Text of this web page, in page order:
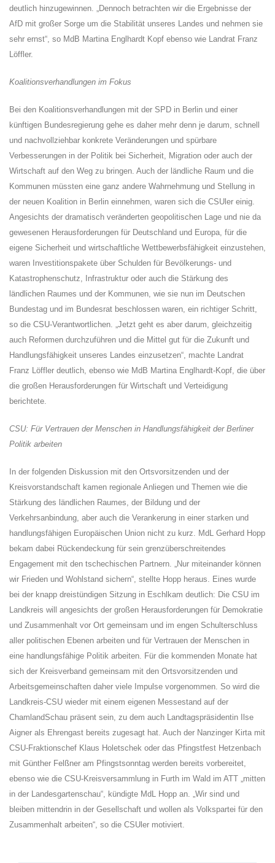
deutlich hinzugewinnen. „Dennoch betrachten wir die Ergebnisse der
AfD mit großer Sorge um die Stabilität unseres Landes und nehmen sie
sehr ernst“, so MdB Martina Englhardt Kopf ebenso wie Landrat Franz
Löffler.
Koalitionsverhandlungen im Fokus
Bei den Koalitionsverhandlungen mit der SPD in Berlin und einer
künftigen Bundesregierung gehe es daher mehr denn je darum, schnell
und nachvollziehbar konkrete Veränderungen und spürbare
Verbesserungen in der Politik bei Sicherheit, Migration oder auch der
Wirtschaft auf den Weg zu bringen. Auch der ländliche Raum und die
Kommunen müssten eine ganz andere Wahrnehmung und Stellung in
der neuen Koalition in Berlin einnehmen, waren sich die CSUler einig.
Angesichts der dramatisch veränderten geopolitischen Lage und nie da
gewesenen Herausforderungen für Deutschland und Europa, für die
eigene Sicherheit und wirtschaftliche Wettbewerbsfähigkeit einzustehen,
waren Investitionspakete über Schulden für Bevölkerungs- und
Katastrophenschutz, Infrastruktur oder auch die Stärkung des
ländlichen Raumes und der Kommunen, wie sie nun im Deutschen
Bundestag und im Bundesrat beschlossen waren, ein richtiger Schritt,
so die CSU-Verantwortlichen. „Jetzt geht es aber darum, gleichzeitig
auch Reformen durchzuführen und die Mittel gut für die Zukunft und
Handlungsfähigkeit unseres Landes einzusetzen“, machte Landrat
Franz Löffler deutlich, ebenso wie MdB Martina Englhardt-Kopf, die über
die großen Herausforderungen für Wirtschaft und Verteidigung
berichtete.
CSU: Für Vertrauen der Menschen in Handlungsfähigkeit der Berliner
Politik arbeiten
In der folgenden Diskussion mit den Ortsvorsitzenden und der
Kreisvorstandschaft kamen regionale Anliegen und Themen wie die
Stärkung des ländlichen Raumes, der Bildung und der
Verkehrsanbindung, aber auch die Verankerung in einer starken und
handlungsfähigen Europäischen Union nicht zu kurz. MdL Gerhard Hopp
bekam dabei Rückendeckung für sein grenzüberschreitendes
Engagement mit den tschechischen Partnern. „Nur miteinander können
wir Frieden und Wohlstand sichern“, stellte Hopp heraus. Eines wurde
bei der knapp dreistündigen Sitzung in Eschlkam deutlich: Die CSU im
Landkreis will angesichts der großen Herausforderungen für Demokratie
und Zusammenhalt vor Ort gemeinsam und im engen Schulterschluss
aller politischen Ebenen arbeiten und für Vertrauen der Menschen in
eine handlungsfähige Politik arbeiten. Für die kommenden Monate hat
sich der Kreisverband gemeinsam mit den Ortsvorsitzenden und
Arbeitsgemeinschaften daher viele Impulse vorgenommen. So wird die
Landkreis-CSU wieder mit einem eigenen Messestand auf der
ChamlandSchau präsent sein, zu dem auch Landtagspräsidentin Ilse
Aigner als Ehrengast bereits zugesagt hat. Auch der Nanzinger Kirta mit
CSU-Fraktionschef Klaus Holetschek oder das Pfingstfest Hetzenbach
mit Günther Felßner am Pfingstsonntag werden bereits vorbereitet,
ebenso wie die CSU-Kreisversammlung in Furth im Wald im ATT „mitten
in der Landesgartenschau“, kündigte MdL Hopp an. „Wir sind und
bleiben mittendrin in der Gesellschaft und wollen als Volkspartei für den
Zusammenhalt arbeiten“, so die CSUler motiviert.